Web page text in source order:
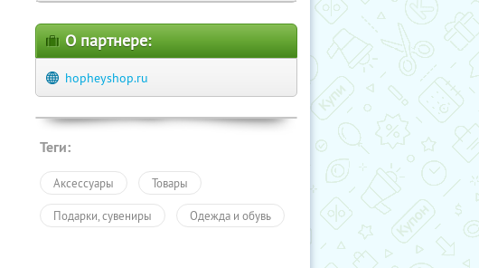
О партнере:
hopheyshop.ru
Теги:
Аксессуары Товары
Подарки, сувениры Одежда и обувь